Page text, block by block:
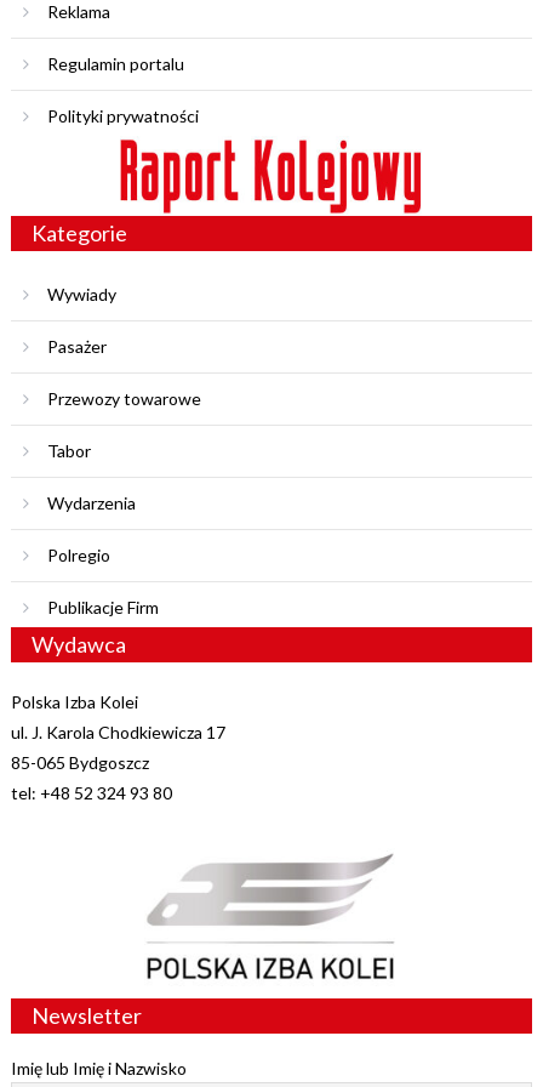
Reklama
Regulamin portalu
Polityki prywatności
Kategorie
Wywiady
Pasażer
Przewozy towarowe
Tabor
Wydarzenia
Polregio
Publikacje Firm
Wydawca
Polska Izba Kolei
ul. J. Karola Chodkiewicza 17
85-065 Bydgoszcz
tel: +48 52 324 93 80
Newsletter
Imię lub Imię i Nazwisko